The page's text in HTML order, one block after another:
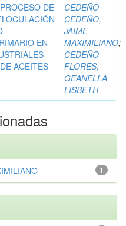
DE
EN
ACEITES
CEDEÑO
CEDEÑO,
JAIME
MAXIMILIANO;
CEDEÑO
FLORES,
GEANELLA
LISBETH
1